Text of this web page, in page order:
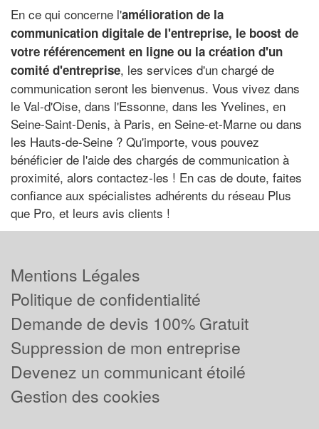
En ce qui concerne l'amélioration de la
communication digitale de l'entreprise, le boost de
votre référencement en ligne ou la création d'un
comité d'entreprise, les services d'un chargé de
communication seront les bienvenus. Vous vivez dans
le Val-d'Oise, dans l'Essonne, dans les Yvelines, en
Seine-Saint-Denis, à Paris, en Seine-et-Marne ou dans
les Hauts-de-Seine ? Qu'importe, vous pouvez
bénéficier de l'aide des chargés de communication à
proximité, alors contactez-les ! En cas de doute, faites
confiance aux spécialistes adhérents du réseau Plus
que Pro, et leurs avis clients !
Mentions Légales
Politique de confidentialité
Demande de devis 100% Gratuit
Suppression de mon entreprise
Devenez un communicant étoilé
Gestion des cookies